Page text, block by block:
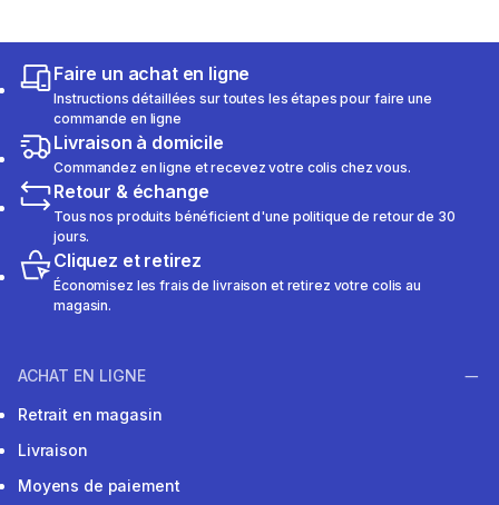
Faire un achat en ligne
Instructions détaillées sur toutes les étapes pour faire une
commande en ligne
Livraison à domicile
Commandez en ligne et recevez votre colis chez vous.
Retour & échange
Tous nos produits bénéficient d'une politique de retour de 30
jours.
Cliquez et retirez
Économisez les frais de livraison et retirez votre colis au
magasin.
ACHAT EN LIGNE
Retrait en magasin
Livraison
Moyens de paiement